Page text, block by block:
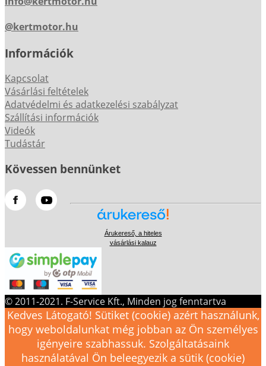
@kertmotor.hu
Információk
Kapcsolat
Vásárlási feltételek
Adatvédelmi és adatkezelési szabályzat
Szállítási információk
Videók
Tudástár
Kövessen bennünket
Árukereső, a hiteles
vásárlási kalauz
© 2011-2021. F-Service Kft., Minden jog fenntartva
Kedves Látogató! Sütiket (cookie) azért használunk,
hogy weboldalunkat még jobban az Ön személyes
igényeire szabhassuk. Szolgáltatásaink
használatával Ön beleegyezik a sütik (cookie)